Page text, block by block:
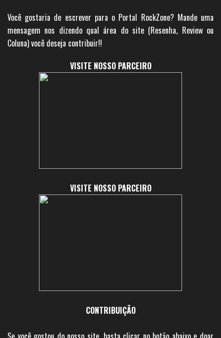
Você gostaria de escrever para o Portal RockZone? Mande uma
mensagem nos dizendo qual área do site (Resenha, Review ou
Coluna) você deseja contribuir!!
VISITE NOSSO PARCEIRO
VISITE NOSSO PARCEIRO
CONTRIBUIÇÃO